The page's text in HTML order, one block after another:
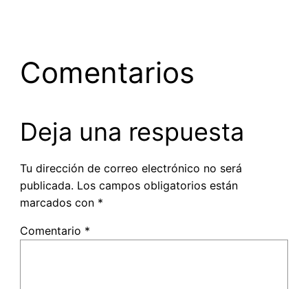
Comentarios
Deja una respuesta
Tu dirección de correo electrónico no será
publicada. Los campos obligatorios están
marcados con *
Comentario *